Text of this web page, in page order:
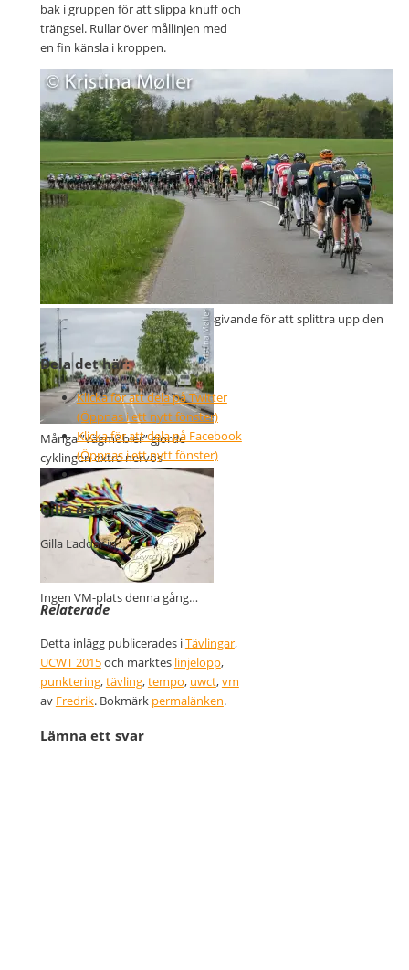
bak i gruppen för att slippa knuff och
trängsel. Rullar över mållinjen med
en fin känsla i kroppen.
Banan var inte tillräckligt utslagsgivande för att splittra upp den
stora klungan
Många ”vägmöbler” gjorde
cyklingen extra nervös
Ingen VM-plats denna gång…
Dela det här:
Klicka för att dela på Twitter
(Öppnas i ett nytt fönster)
Klicka för att dela på Facebook
(Öppnas i ett nytt fönster)
Gilla detta:
Gilla Laddar in …
Relaterade
Detta inlägg publicerades iTävlingar,
UCWT 2015och märktes linjelopp,
punktering,tävling,tempo, uwct,vm
av Fredrik. Bokmärk permalänken.
Lämna ett svar